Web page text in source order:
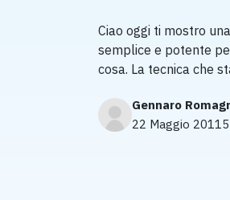
Gennaro
22 Maggio 2011
Ciao oggi ti mostro
semplice e potente
cosa. La tecnica che